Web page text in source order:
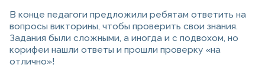
В конце педагоги предложили ребятам ответить на
вопросы викторины, чтобы проверить свои знания.
Задания были сложными, а иногда и с подвохом, но
корифеи нашли ответы и прошли проверку «на
отлично»!